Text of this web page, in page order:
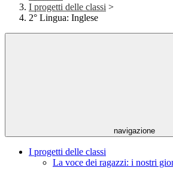
I progetti delle classi >
2° Lingua: Inglese
navigazione
I progetti delle classi
La voce dei ragazzi: i nostri